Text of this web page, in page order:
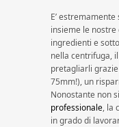
E’
insieme le nostre
ingredienti e
nella centrifuga,
pretagliarli
75mm!), un
Nonostante non
professionale, la
in grado di